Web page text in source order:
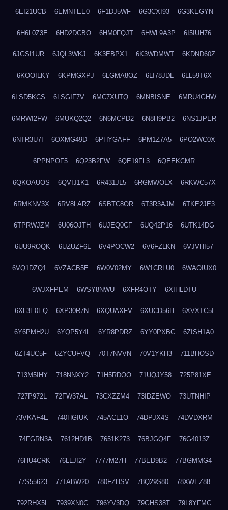
6EI21UCB 6EMNTEE0 6F1DJ5WF 6G3CXI93 6G3KEGYN
6H6L0Z3E 6HD2DCBO 6HM0FQJT 6HWL9A3P 6I5IUH76
6JGSI1UR 6JQL3WKJ 6K3EBPX1 6K3WDMWT 6KDND60Z
6KOOILKY 6KPMGXPJ 6LGMA8OZ 6LI78JDL 6LL59T6X
6LSD5KCS 6LSGIF7V 6MC7XUTQ 6MNBISNE 6MRU4GHW
6MRWI2FW 6MUKQ2Q2 6N6MCPD2 6N8H9PB2 6NS1JPER
6NTR3U7I 6OXMG49D 6PHYGAFF 6PM1Z7A5 6PO2WC0X
6PPNPOF5 6Q23B2FW 6QE19FL3 6QEEKCMR
6QKOAUOS 6QVIJ1K1 6R431JL5 6RGMWOLX 6RKWC57X
6RMKNV3X 6RV8LARZ 6SBTC8OR 6T3R3AJM 6TKE2JE3
6TPRWJZM 6U06OJTH 6UJEQ0CF 6UQ42P16 6UTK14DG
6UU9ROQK 6UZUZF6L 6V4POCW2 6V6FZLKN 6VJVHI57
6VQ1DZQ1 6VZACB5E 6W0V02MY 6W1CRLU0 6WAOIUX0
6WJXFPEM 6WSY8NWU 6XFR4OTY 6XIHLDTU
6XL3E0EQ 6XP30R7N 6XQUAXFV 6XUCD56H 6XVXTC5I
6Y6PMH2U 6YQP5Y4L 6YR8PDRZ 6YY0PXBC 6ZISH1A0
6ZT4UC5F 6ZYCUFVQ 70T7NVVN 70V1YKH3 711BHOSD
713M5IHY 718NNXY2 71H5RDOO 71UQJY58 725P81XE
727P972L 72FW37AL 73CXZZM4 73IDZEWO 73UTNHIP
73VKAF4E 740HGIUK 745ACL1O 74DPJX4S 74DVDXRM
74FGRN3A 7612HD1B 7651K273 76BJGQ4F 76G4013Z
76HU4CRK 76LLJI2Y 7777M27H 77BED9B2 77BGMMG4
77S55623 77TABW20 780FZHSV 78Q29S80 78XWEZ88
792RHX5L 7939XN0C 796YV3DQ 79GHS38T 79L8YFMC